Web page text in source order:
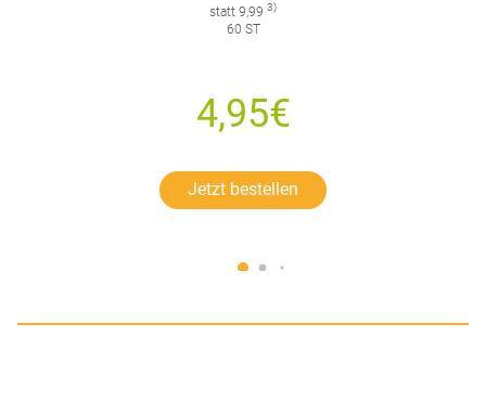
statt 9,99 3)
60 ST
4,95€
Jetzt bestellen